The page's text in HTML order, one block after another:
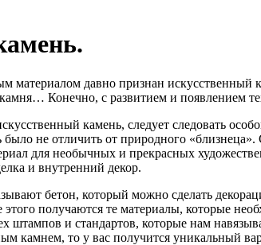
материалом давно признан
Конечно, с развитием и появлением
камень, следует следовать
не отличить от природного
для необычных и прекрасных
и внутренний декор.
бетон, который можно сделать
получаются те материалы, которые
штампов и стандартов, которые нам
камнем, то у вас получится уникальный